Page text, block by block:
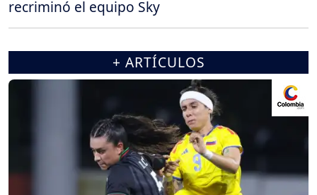
recriminó el equipo Sky
+ ARTÍCULOS